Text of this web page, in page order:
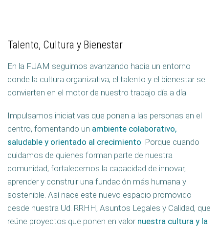
Talento, Cultura y Bienestar
En la FUAM seguimos avanzando hacia un entorno
donde la cultura organizativa, el talento y el bienestar se
convierten en el motor de nuestro trabajo día a día.
Impulsamos iniciativas que ponen a las personas en el
centro, fomentando un ambiente colaborativo,
saludable y orientado al crecimiento. Porque cuando
cuidamos de quienes forman parte de nuestra
comunidad, fortalecemos la capacidad de innovar,
aprender y construir una fundación más humana y
sostenible. Así nace este nuevo espacio promovido
desde nuestra Ud. RRHH, Asuntos Legales y Calidad, que
reúne proyectos que ponen en valor nuestra cultura y la